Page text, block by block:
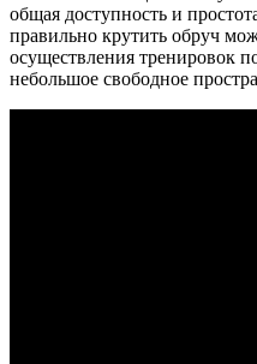
общая доступность и
правильно крутить обруч
осуществления тренировок
небольшое свободное